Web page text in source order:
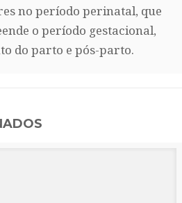
no período perinatal, que
o período gestacional,
do parto e pós-parto.